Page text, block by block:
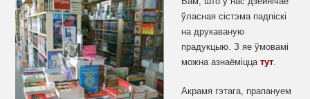
ўласная сістэма падпіскі
на друкаваную
прадукцыю. З яе ўмовамі
можна азнаёміццатут
Акрамя гэтага, прапануем